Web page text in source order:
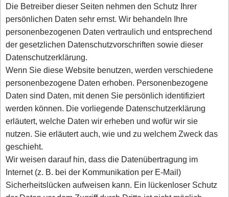
Die Betreiber dieser Seiten nehmen den Schutz Ihrer
persönlichen Daten sehr ernst. Wir behandeln Ihre
personenbezogenen Daten vertraulich und entsprechend
der gesetzlichen Datenschutzvorschriften sowie dieser
Datenschutzerklärung.
Wenn Sie diese Website benutzen, werden verschiedene
personenbezogene Daten erhoben. Personenbezogene
Daten sind Daten, mit denen Sie persönlich identifiziert
werden können. Die vorliegende Datenschutzerklärung
erläutert, welche Daten wir erheben und wofür wir sie
nutzen. Sie erläutert auch, wie und zu welchem Zweck das
geschieht.
Wir weisen darauf hin, dass die Datenübertragung im
Internet (z. B. bei der Kommunikation per E-Mail)
Sicherheitslücken aufweisen kann. Ein lückenloser Schutz